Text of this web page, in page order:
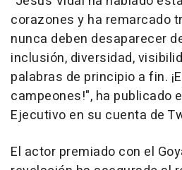
corazones y ha remarcado
nunca deben desaparecer
inclusión, diversidad,
palabras de principio a fin.
campeones!", ha publicado
Ejecutivo en su cuenta de
El actor premiado con el